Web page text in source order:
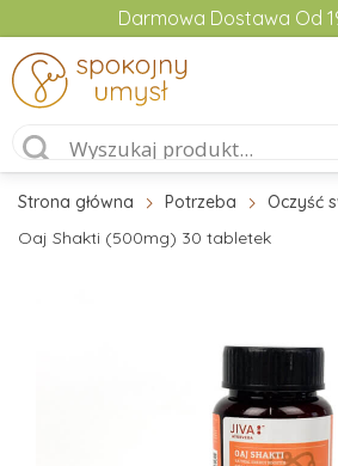
Darmowa Dostawa Od
Strona główna Potrzeba
Oczyść
Oaj Shakti (500mg) 30 tabletek